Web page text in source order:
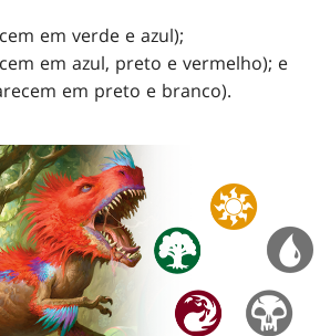
em verde e azul);
em azul, preto e vermelho); e
em preto e branco).